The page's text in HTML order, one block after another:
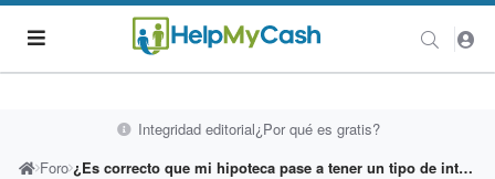
Integridad editorial¿Por qué es gratis?
Foro
¿Es correcto que mi hipoteca pase a tener un tipo de interés fijo? ¿Puedo reclamar algo?